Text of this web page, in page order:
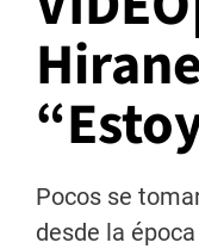
Pocos se
desde la